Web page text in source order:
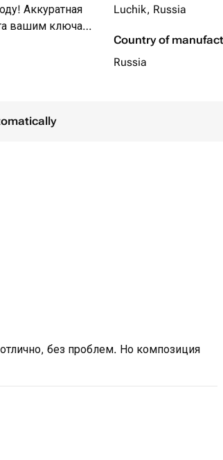
Luchik, Russia
Country of
Russia
Аккуратная
вашим ключам,
без проблем. Но композиция